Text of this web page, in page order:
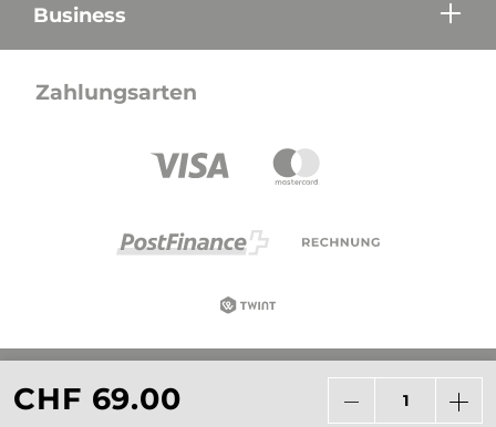
CHF 69.00
Business
Zahlungsarten
Alle Preise in CHF inkl. Mehrwertsteuer zzgl.
Versandkosten wenn nicht anders beschrieben.